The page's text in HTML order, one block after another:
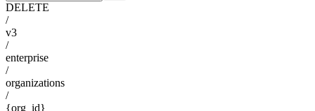
DELETE
/
v3
/
enterprise
/
organizations
/
{org_id}